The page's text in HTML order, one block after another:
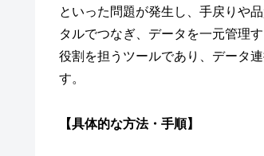
といった問題が発生し、手戻りや
タルでつなぎ、データを一元管理
役割を担うツールであり、データ
す。
【具体的な方法・手順】